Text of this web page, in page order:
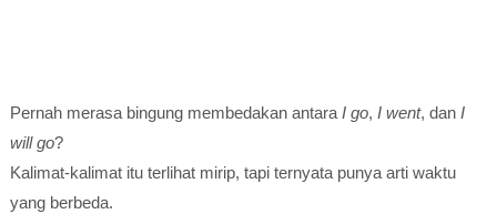
Pernah merasa bingung membedakan antara I go, I went, dan I
will go?
Kalimat-kalimat itu terlihat mirip, tapi ternyata punya arti waktu
yang berbeda.